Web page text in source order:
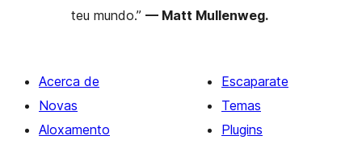
teu mundo.” — Matt Mullenweg.
Acerca de
Novas
Aloxamento
Escaparate
Temas
Plugins